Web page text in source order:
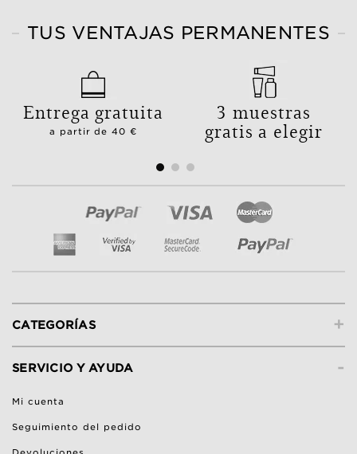
TUS VENTAJAS PERMANENTES
Entrega gratuita
a partir de 40 €
3 muestras
gratis a elegir
+
CATEGORÍAS
-
SERVICIO Y AYUDA
Mi cuenta
Seguimiento del pedido